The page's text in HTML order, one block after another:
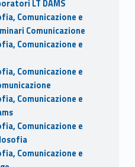
LT DAMS
Comunicazione e
Comunicazione
Comunicazione e
Comunicazione e
Comunicazione e
Comunicazione e
Comunicazione e